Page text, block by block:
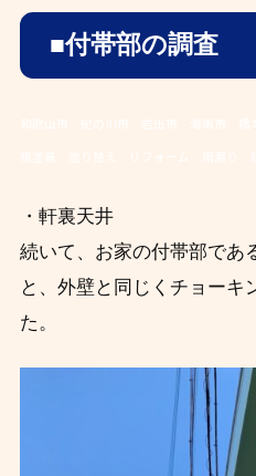
■付帯部の調査
・軒裏天井
続いて、お家の付帯部であ
と、外壁と同じくチョーキ
た。